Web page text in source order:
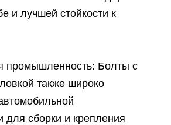
и лучшей стойкости к
промышленность: Болты с
также широко
сборки и крепления